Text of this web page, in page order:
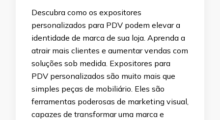
Descubra como os expositores
personalizados para PDV podem elevar a
identidade de marca de sua loja. Aprenda a
atrair mais clientes e aumentar vendas com
soluções sob medida. Expositores para
PDV personalizados são muito mais que
simples peças de mobiliário. Eles são
ferramentas poderosas de marketing visual,
capazes de transformar uma marca e